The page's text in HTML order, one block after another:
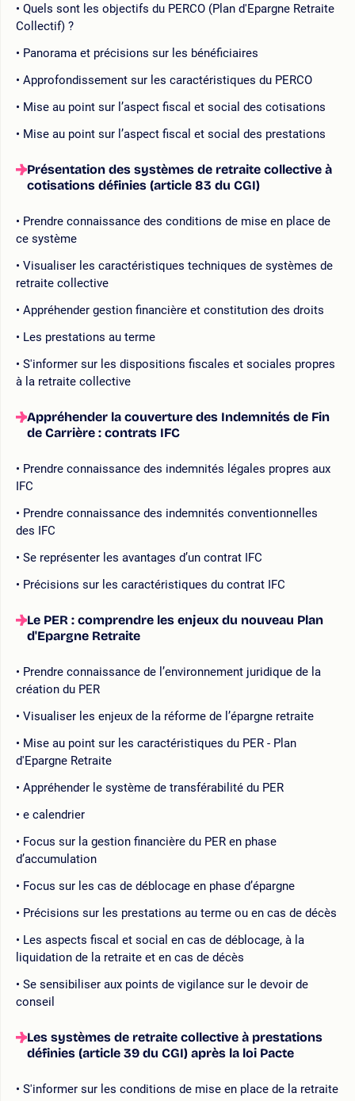
Quels sont les objectifs du PERCO (Plan d'Epargne Retraite
Collectif) ?
Panorama et précisions sur les bénéficiaires
Approfondissement sur les caractéristiques du PERCO
Mise au point sur l’aspect fiscal et social des cotisations
Mise au point sur l’aspect fiscal et social des prestations
Présentation des systèmes de retraite collective à
cotisations définies (article 83 du CGI)
Prendre connaissance des conditions de mise en place de
ce système
Visualiser les caractéristiques techniques de systèmes de
retraite collective
Appréhender gestion financière et constitution des droits
Les prestations au terme
S'informer sur les dispositions fiscales et sociales propres
à la retraite collective
Appréhender la couverture des Indemnités de Fin
de Carrière : contrats IFC
Prendre connaissance des indemnités légales propres aux
IFC
Prendre connaissance des indemnités conventionnelles
des IFC
Se représenter les avantages d’un contrat IFC
Précisions sur les caractéristiques du contrat IFC
Le PER : comprendre les enjeux du nouveau Plan
d'Epargne Retraite
Prendre connaissance de l’environnement juridique de la
création du PER
Visualiser les enjeux de la réforme de l’épargne retraite
Mise au point sur les caractéristiques du PER - Plan
d'Epargne Retraite
Appréhender le système de transférabilité du PER
e calendrier
Focus sur la gestion financière du PER en phase
d’accumulation
Focus sur les cas de déblocage en phase d’épargne
Précisions sur les prestations au terme ou en cas de décès
Les aspects fiscal et social en cas de déblocage, à la
liquidation de la retraite et en cas de décès
Se sensibiliser aux points de vigilance sur le devoir de
conseil
Les systèmes de retraite collective à prestations
définies (article 39 du CGI) après la loi Pacte
S'informer sur les conditions de mise en place de la retraite